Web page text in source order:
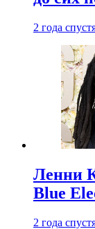
2 года
Ленни
Blue
2 года